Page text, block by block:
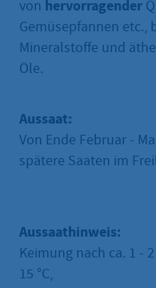
von hervorragender
Gemüsepfannen
Mineralstoffe und
Aussaat:
Von Ende Februar -
spätere Saaten im
Aussaathinweis:
Keimung nach ca. 1 -
15 °C,